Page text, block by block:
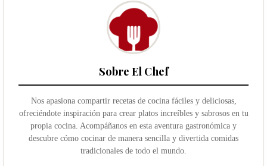
Sobre El Chef
Nos apasiona compartir recetas de cocina fáciles y deliciosas,
ofreciéndote inspiración para crear platos increíbles y sabrosos en tu
propia cocina. Acompáñanos en esta aventura gastronómica y
descubre cómo cocinar de manera sencilla y divertida comidas
tradicionales de todo el mundo.